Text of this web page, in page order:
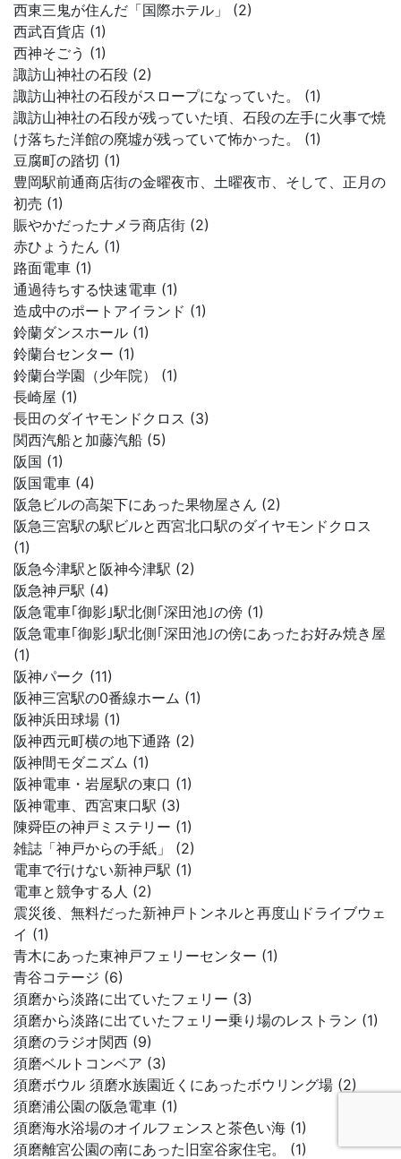
西東三鬼が住んだ「国際ホテル」 (2)
西武百貨店 (1)
西神そごう (1)
諏訪山神社の石段 (2)
諏訪山神社の石段がスロープになっていた。 (1)
諏訪山神社の石段が残っていた頃、石段の左手に火事で焼
け落ちた洋館の廃墟が残っていて怖かった。 (1)
豆腐町の踏切 (1)
豊岡駅前通商店街の金曜夜市、土曜夜市、そして、正月の
初売 (1)
賑やかだったナメラ商店街 (2)
赤ひょうたん (1)
路面電車 (1)
通過待ちする快速電車 (1)
造成中のポートアイランド (1)
鈴蘭ダンスホール (1)
鈴蘭台センター (1)
鈴蘭台学園（少年院） (1)
長崎屋 (1)
長田のダイヤモンドクロス (3)
関西汽船と加藤汽船 (5)
阪国 (1)
阪国電車 (4)
阪急ビルの高架下にあった果物屋さん (2)
阪急三宮駅の駅ビルと西宮北口駅のダイヤモンドクロス
(1)
阪急今津駅と阪神今津駅 (2)
阪急神戸駅 (4)
阪急電車｢御影｣駅北側｢深田池｣の傍 (1)
阪急電車｢御影｣駅北側｢深田池｣の傍にあったお好み焼き屋
(1)
阪神パーク (11)
阪神三宮駅の0番線ホーム (1)
阪神浜田球場 (1)
阪神西元町横の地下通路 (2)
阪神間モダニズム (1)
阪神電車・岩屋駅の東口 (1)
阪神電車、西宮東口駅 (3)
陳舜臣の神戸ミステリー (1)
雑誌「神戸からの手紙」 (2)
電車で行けない新神戸駅 (1)
電車と競争する人 (2)
震災後、無料だった新神戸トンネルと再度山ドライブウェ
イ (1)
青木にあった東神戸フェリーセンター (1)
青谷コテージ (6)
須磨から淡路に出ていたフェリー (3)
須磨から淡路に出ていたフェリー乗り場のレストラン (1)
須磨のラジオ関西 (9)
須磨ベルトコンベア (3)
須磨ボウル 須磨水族園近くにあったボウリング場 (2)
須磨浦公園の阪急電車 (1)
須磨海水浴場のオイルフェンスと茶色い海 (1)
須磨離宮公園の南にあった旧室谷家住宅。 (1)